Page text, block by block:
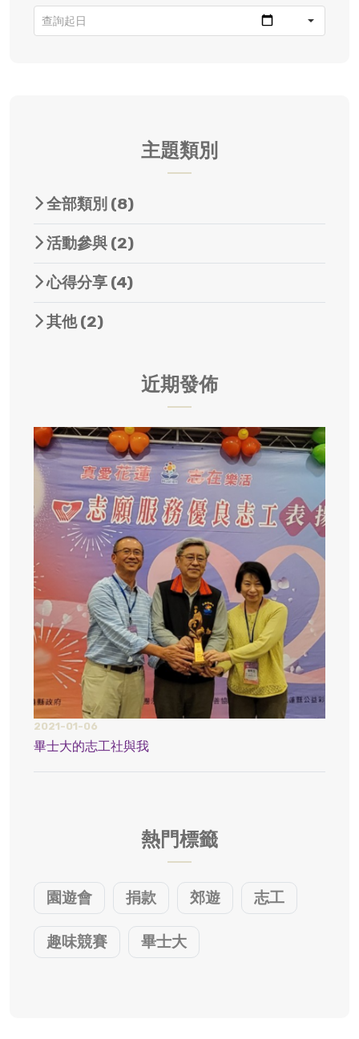
主題類別
全部類別 (8)
活動參與 (2)
心得分享 (4)
其他(2)
近期發佈
2021-01-06
畢士大的志工社與我
熱門標籤
園遊會 捐款 郊遊 志工
趣味競賽 畢士大